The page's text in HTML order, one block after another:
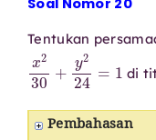
Soal Nomor 20
Tentukan
x230 y2 =
di
Pembahasan